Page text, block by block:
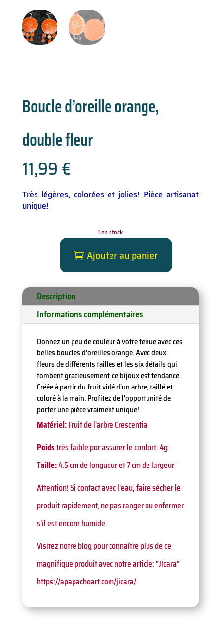
Boucle d’oreille orange,
double fleur
11,99 €
Très légères, colorées et jolies! Pièce artisanat
unique!
1 en stock
d'oreille
orange,
double
Ajouter au panier
Description
Informations complémentaires
Donnez un peu de couleur à votre tenue avec ces
belles boucles d'oreilles orange. Avec deux
fleurs de différents tailles et les six détails qui
tombent gracieusement, ce bijoux est tendance.
Créée à partir du fruit vidé d'un arbre, taillé et
coloré à la main. Profitez de l'opportunité de
porter une pièce vraiment unique!
Matériel:Fruit de l'arbre Crescentia
Poidstrès faible por assurer le confort: 4g
Taille:4.5 cm de longueur et 7 cm de largeur
Attention! Si contact avec l'eau, faire sécher le
produit rapidement, ne pas ranger ou enfermer
s'il est encore humide.
Visitez notre blog pour connaître plus de ce
magnifique produit avec notre article: "Jícara"
https://apapachoart.com/jicara/